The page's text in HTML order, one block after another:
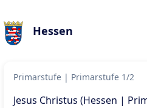
Hessen
Primarstufe | Primarstufe 1/2
Jesus Christus (Hessen |